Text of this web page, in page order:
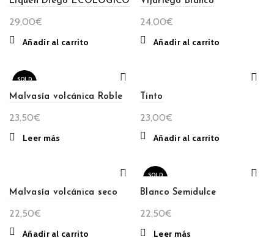
29,00€
Añadir al carrito
24,00€
Añadir al carrito
SOLD
Malvasía volcánica Roble
23,50€
Leer más
Tinto
23,00€
Añadir al carrito
Malvasía volcánica seco
22,50€
Añadir al carrito
SOLD
Blanco Semidulce
22,50€
Leer más